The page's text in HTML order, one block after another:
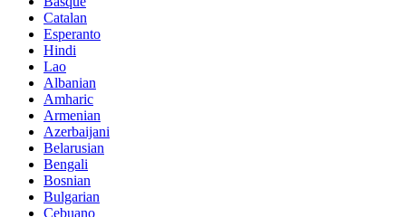
Catalan
Esperanto
Hindi
Lao
Albanian
Amharic
Armenian
Azerbaijani
Belarusian
Bengali
Bosnian
Bulgarian
Cebuano